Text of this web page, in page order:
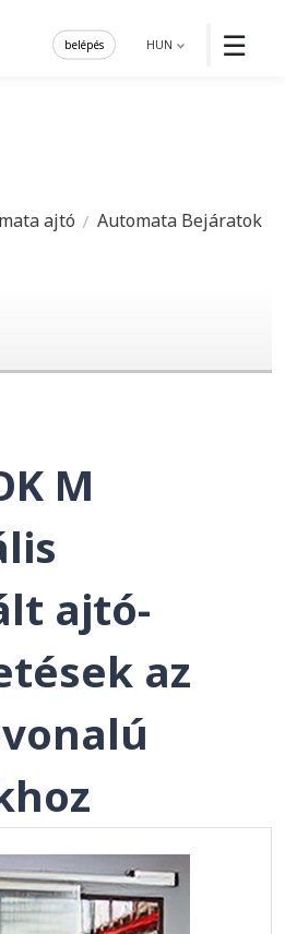
☰
HUN
belépés
ajtó
Automata Bejáratok
M
ajtó-
az